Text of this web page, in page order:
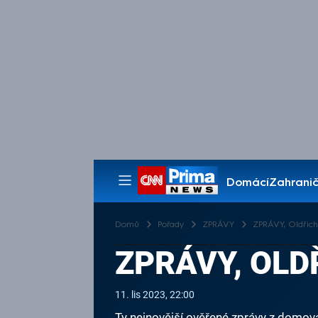
Domácí
Pořady
Domů Pořady ZPRÁVY ZPRÁVY,
ZPRÁVY,
11. lis 2023, 22:00